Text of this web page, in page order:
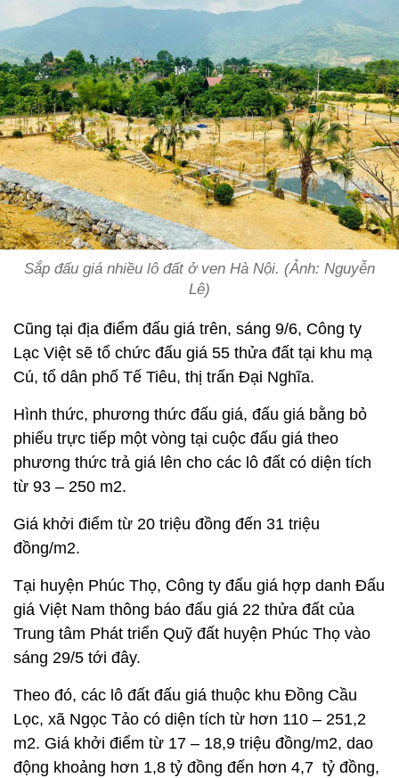
Sắp đấu giá nhiều lô đất ở ven Hà Nội. (Ảnh: Nguyễn
Lê)
Cũng tại địa điểm đấu giá trên, sáng 9/6, Công ty
Lạc Việt sẽ tổ chức đấu giá 55 thửa đất tại khu mạ
Cú, tổ dân phố Tế Tiêu, thị trấn Đại Nghĩa.
Hình thức, phương thức đấu giá, đấu giá bằng bỏ
phiếu trực tiếp một vòng tại cuộc đấu giá theo
phương thức trả giá lên cho các lô đất có diện tích
từ 93 – 250 m2.
Giá khởi điểm từ 20 triệu đồng đến 31 triệu
đồng/m2.
Tại huyện Phúc Thọ, Công ty đấu giá hợp danh Đấu
giá Việt Nam thông báo đấu giá 22 thửa đất của
Trung tâm Phát triển Quỹ đất huyện Phúc Thọ vào
sáng 29/5 tới đây.
Theo đó, các lô đất đấu giá thuộc khu Đồng Cầu
Lọc, xã Ngọc Tảo có diện tích từ hơn 110 – 251,2
m2. Giá khởi điểm từ 17 – 18,9 triệu đồng/m2, dao
động khoảng hơn 1,8 tỷ đồng đến hơn 4,7 tỷ đồng,